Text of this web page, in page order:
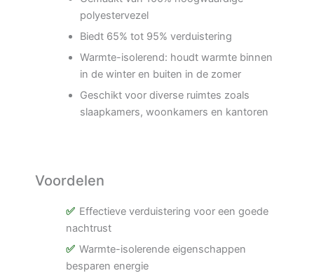
polyestervezel
Biedt 65% tot 95% verduistering
Warmte-isolerend: houdt warmte binnen
in de winter en buiten in de zomer
Geschikt voor diverse ruimtes zoals
slaapkamers, woonkamers en kantoren
Voordelen
Effectieve verduistering voor een goede
nachtrust
Warmte-isolerende eigenschappen
besparen energie